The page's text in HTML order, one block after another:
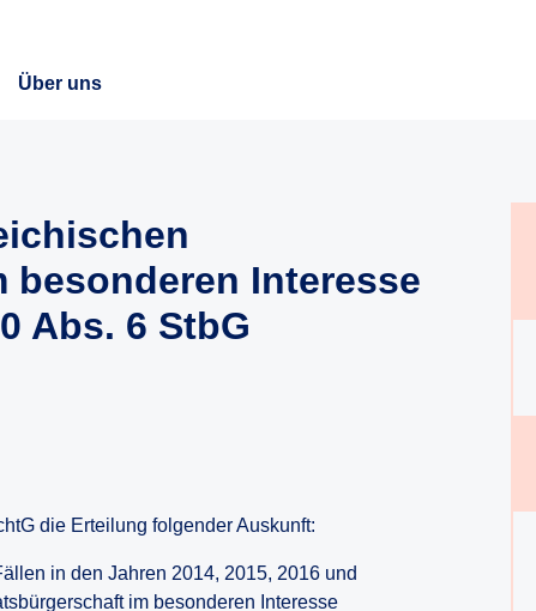
Über uns
Interesse
Abs. 6 StbG
die Erteilung folgender Auskunft:
in den Jahren 2014, 2015, 2016 und
im besonderen Interesse